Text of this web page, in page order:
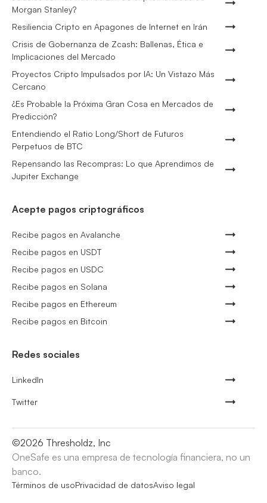
Morgan Stanley?
Resiliencia Cripto en Apagones de Internet en Irán
Crisis de Gobernanza de Zcash: Ballenas, Ética e
Implicaciones del Mercado
Proyectos Cripto Impulsados por IA: Un Vistazo Más
Cercano
¿Es Probable la Próxima Gran Cosa en Mercados de
Predicción?
Entendiendo el Ratio Long/Short de Futuros
Perpetuos de BTC
Repensando las Recompras: Lo que Aprendimos de
Jupiter Exchange
Acepte pagos criptográficos
Recibe pagos en Avalanche
Recibe pagos en USDT
Recibe pagos en USDC
Recibe pagos en Solana
Recibe pagos en Ethereum
Recibe pagos en Bitcoin
Redes sociales
LinkedIn
Twitter
©2026 Thresholdz, Inc
OneSafe es una empresa de tecnología financiera, no un
banco.
Términos de usoPrivacidad de datosAviso legal